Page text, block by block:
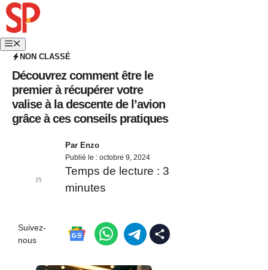
NON CLASSÉ
Découvrez comment être le
premier à récupérer votre
valise à la descente de l’avion
grâce à ces conseils pratiques
Par Enzo
Publié le :octobre 9, 2024
Temps de lecture :3
minutes
Suivez-
nous